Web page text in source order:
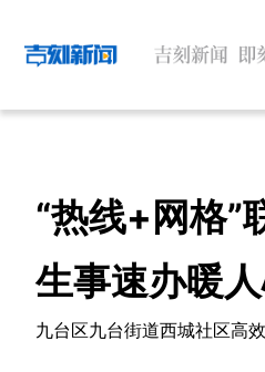
“热线+网格”
生事速办暖
九台区九台街道西城社区高